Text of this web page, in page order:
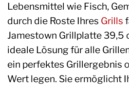
Lebensmittel wie Fisch,
durch die Roste Ihres Grills
Jamestown Grillplatte 39,5
ideale Lösung für alle
ein perfektes Grillergebnis
Wert legen. Sie ermöglicht